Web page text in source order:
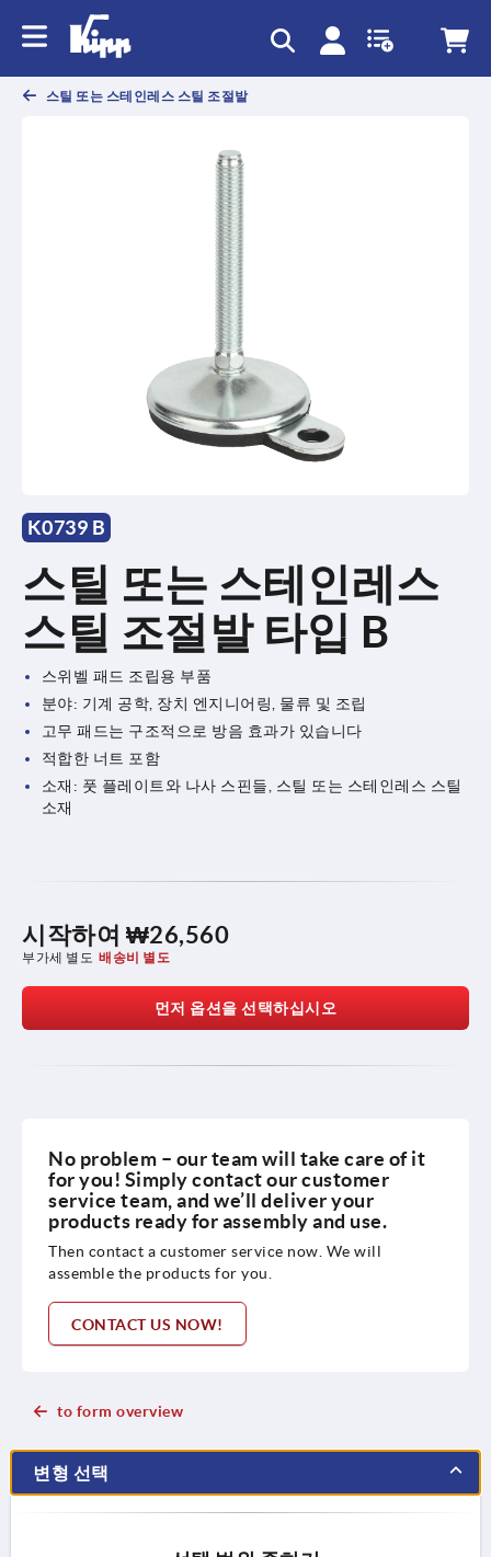
스틸 또는 스테인레스 스틸 조절발
K0739 B
스틸 또는 스테인레스
스틸 조절발 타입 B
스위벨 패드 조립용 부품
분야: 기계 공학, 장치 엔지니어링, 물류 및 조립
고무 패드는 구조적으로 방음 효과가 있습니다
적합한 너트 포함
소재: 풋 플레이트와 나사 스핀들, 스틸 또는 스테인레스 스틸
소재
시작하여 ₩26,560
부가세 별도 배송비 별도
먼저 옵션을 선택하십시오
No problem – our team will take care of it
for you! Simply contact our customer
service team, and we’ll deliver your
products ready for assembly and use.
Then contact a customer service now. We will
assemble the products for you.
CONTACT US NOW!
to form overview
변형 선택